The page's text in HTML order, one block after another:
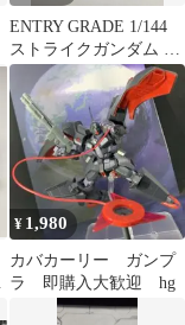
ENTRY GRADE 1/144
ストライクガンダム ガ
ンプラ
¥ 1,980
カバカーリー ガンプ
ラ 即購入大歓迎 hg